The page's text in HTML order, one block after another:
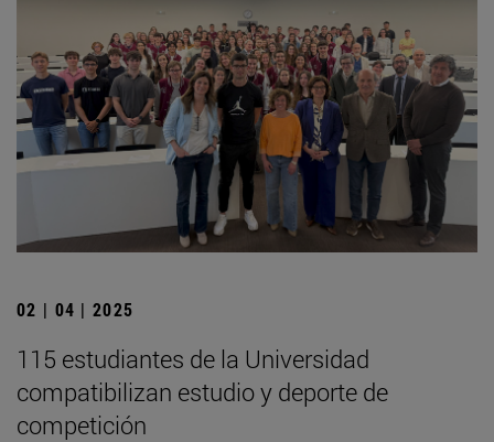
02 | 04 | 2025
115 estudiantes de la Universidad
compatibilizan estudio y deporte de
competición